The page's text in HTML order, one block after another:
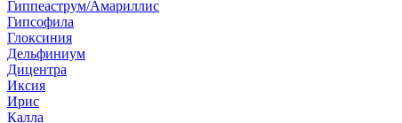
Гиппеаструм/Амариллис
Гипсофила
Глоксиния
Дельфиниум
Дицентра
Иксия
Ирис
Калла